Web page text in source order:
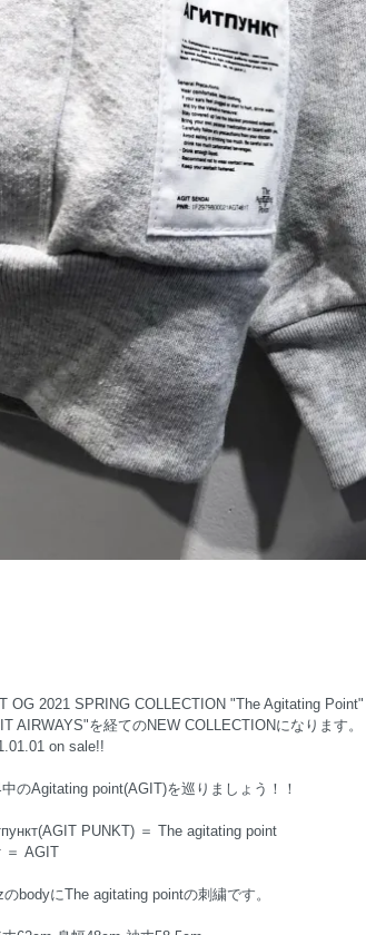
OG 2021 SPRING COLLECTION "The Agitating Point" .
AIRWAYS"を経てのNEW COLLECTIONになります。
on sale!!
のAgitating point(AGIT)を巡りましょう！！
PUNKT) ＝ The agitating point
＝ AGIT
のbodyにThe agitating pointの刺繍です。